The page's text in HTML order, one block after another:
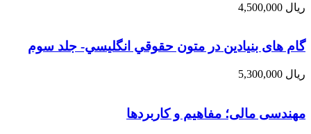
ریال
گام های بنیادین در متون حقوقي انگليسي- جلد سوم
ریال
مهندسی مالی؛ مفاهیم و کاربردها